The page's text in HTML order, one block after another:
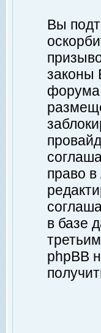
Вы
законы
форума
право
в базе
phpBB